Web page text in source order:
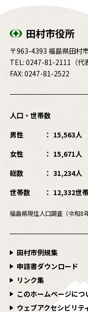
田村市役所
〒963-4393 福島県田村
TEL: 0247-81-2111 （
FAX: 0247-81-2522
人口・世帯数
男性
15,563人
女性
15,671人
総数
31,234人
世帯数
12,332世
福島県現住人口調査（令和8
田村市例規集
申請書ダウンロード
リンク集
このホームページにつ
ウェブアクセシビリテ